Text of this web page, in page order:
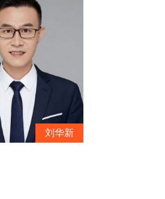
刘华新